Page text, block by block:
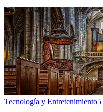
Tecnología y Entretenimiento5